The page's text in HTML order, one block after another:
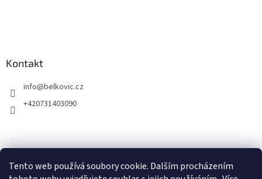
Tento web používá soubory cookie. Dalším procházením
Kontakt
info@belkovic.cz
+420731403090